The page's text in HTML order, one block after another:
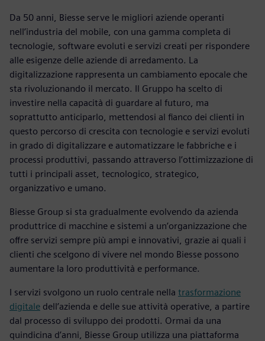
Da 50 anni, Biesse serve le migliori aziende operanti
nell’industria del mobile, con una gamma completa di
tecnologie, software evoluti e servizi creati per rispondere
alle esigenze delle aziende di arredamento. La
digitalizzazione rappresenta un cambiamento epocale che
sta rivoluzionando il mercato. Il Gruppo ha scelto di
investire nella capacità di guardare al futuro, ma
soprattutto anticiparlo, mettendosi al fianco dei clienti in
questo percorso di crescita con tecnologie e servizi evoluti
in grado di digitalizzare e automatizzare le fabbriche e i
processi produttivi, passando attraverso l’ottimizzazione di
tutti i principali asset, tecnologico, strategico,
organizzativo e umano.
Biesse Group si sta gradualmente evolvendo da azienda
produttrice di macchine e sistemi a un’organizzazione che
offre servizi sempre più ampi e innovativi, grazie ai quali i
clienti che scelgono di vivere nel mondo Biesse possono
aumentare la loro produttività e performance.
I servizi svolgono un ruolo centrale nella trasformazione
digitale dell’azienda e delle sue attività operative, a partire
dal processo di sviluppo dei prodotti. Ormai da una
quindicina d’anni, Biesse Group utilizza una piattaforma